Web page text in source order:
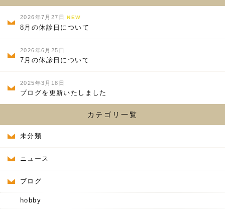
2026年7月27日NEW
8月の休診日について
2026年6月25日
7月の休診日について
2025年3月18日
ブログを更新いたしました
カテゴリ一覧
未分類
ニュース
ブログ
hobby